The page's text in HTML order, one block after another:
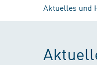
Aktuelles und